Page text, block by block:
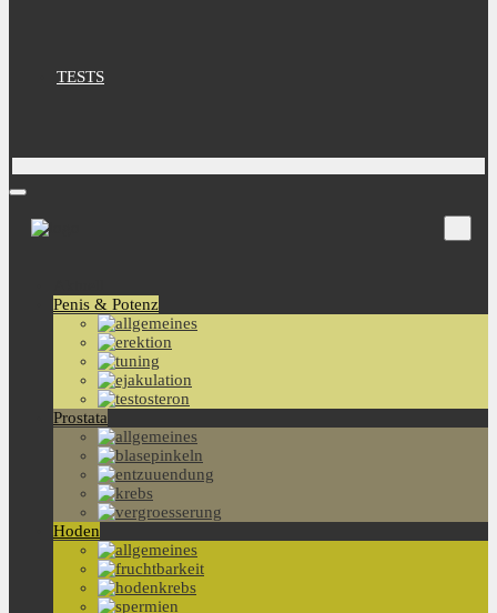
TESTS
Penis & Potenz
Prostata
Hoden